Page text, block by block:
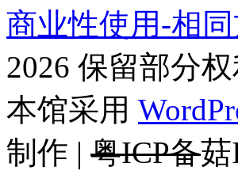
商业性使用-相
2026 保留部分权
本馆采用
制作 | 粤ICP备菇